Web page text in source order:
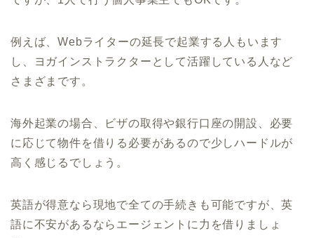
例えば、Webライターの延長で起業する人もいます
し、ヨガインストラクターとして活躍している人など
さまざまです。
海外起業の場合、ビザの取得や銀行口座の開設、必要
に応じて物件を借りる必要があるので少しハードルが
高く感じるでしょう。
英語が得意なら現地で全ての手続きも可能ですが、英
語に不安があるならエージェントに力を借りましょ